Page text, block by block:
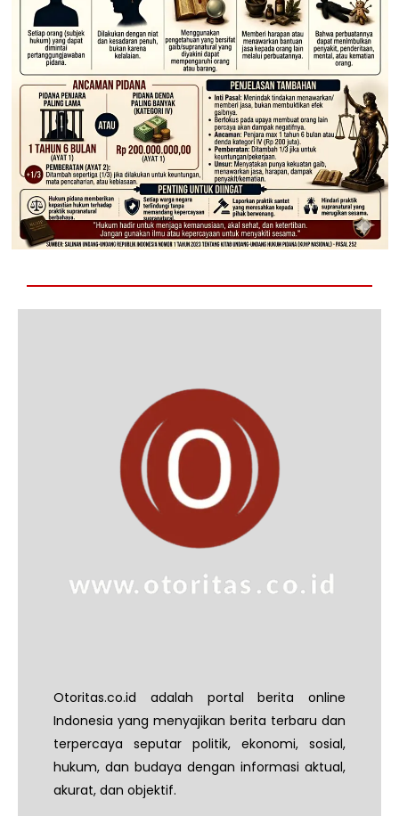
Otoritas.co.id adalah portal berita online
Indonesia yang menyajikan berita terbaru dan
terpercaya seputar politik, ekonomi, sosial,
hukum, dan budaya dengan informasi aktual,
akurat, dan objektif.